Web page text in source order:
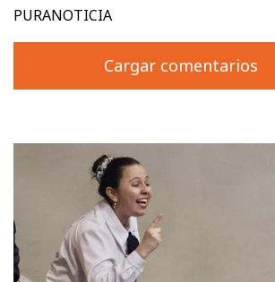
PURANOTICIA
Cargar comentarios